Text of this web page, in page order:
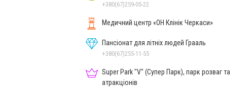
+380(67)259-05-22
Медичний центр «ОН Клінік Черкаси»
Пансіонат для літніх людей Грааль
+380(67)255-11-55
Super Park "V" (Супер Парк), парк розваг та
атракціонів